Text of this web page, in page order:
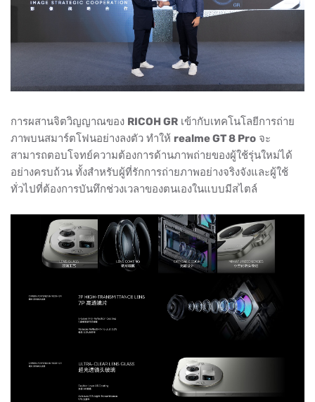
การผสานจิตวิญญาณของ RICOH GR เข้ากับเทคโนโลยีการถ่าย
ภาพบนสมาร์ตโฟนอย่างลงตัว ทำให้ realme GT 8 Pro จะ
สามารถตอบโจทย์ความต้องการด้านภาพถ่ายของผู้ใช้รุ่นใหม่ได้
อย่างครบถ้วน ทั้งสำหรับผู้ที่รักการถ่ายภาพอย่างจริงจังและผู้ใช้
ทั่วไปที่ต้องการบันทึกช่วงเวลาของตนเองในแบบมีสไตล์